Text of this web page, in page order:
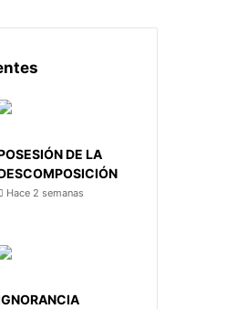
DE LA
Hace 2 semanas